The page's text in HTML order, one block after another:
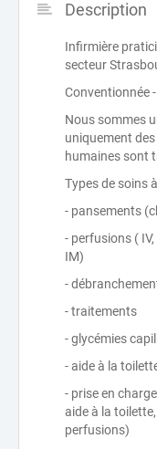
Description
Infirmière
secteur
Conventionnée
Nous sommes
uniquement
humaines sont
Types de soins
- pansements
- perfusions (
IM)
-
- traitements
- glycémies
- aide à la
- prise en
aide à la
perfusions)